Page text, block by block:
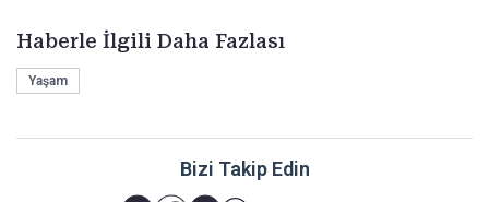
Haberle İlgili Daha Fazlası
Yaşam
Bizi Takip Edin